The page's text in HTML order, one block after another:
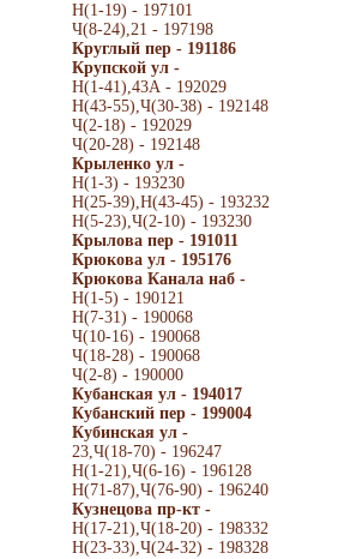
Н(1-19) - 197101
Ч(8-24),21 - 197198
Круглый пер - 191186
Крупской ул -
Н(1-41),43А - 192029
Н(43-55),Ч(30-38) - 192148
Ч(2-18) - 192029
Ч(20-28) - 192148
Крыленко ул -
Н(1-3) - 193230
Н(25-39),Н(43-45) - 193232
Н(5-23),Ч(2-10) - 193230
Крылова пер - 191011
Крюкова ул - 195176
Крюкова Канала наб -
Н(1-5) - 190121
Н(7-31) - 190068
Ч(10-16) - 190068
Ч(18-28) - 190068
Ч(2-8) - 190000
Кубанская ул - 194017
Кубанский пер - 199004
Кубинская ул -
23,Ч(18-70) - 196247
Н(1-21),Ч(6-16) - 196128
Н(71-87),Ч(76-90) - 196240
Кузнецова пр-кт -
Н(17-21),Ч(18-20) - 198332
Н(23-33),Ч(24-32) - 198328